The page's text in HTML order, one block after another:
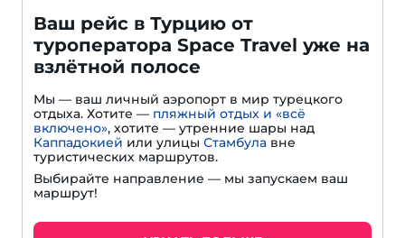
Ваш рейс в Турцию от
туроператора Space Travel уже на
взлётной полосе
Мы — ваш личный аэропорт в мир турецкого
отдыха. Хотите — пляжный отдых и «всё
включено», хотите — утренние шары над
Каппадокией или улицы Стамбула вне
туристических маршрутов.
Выбирайте направление — мы запускаем ваш
маршрут!